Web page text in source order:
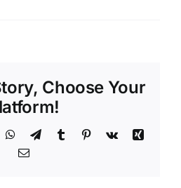
Choose Your
WhatsApp
TelegramTumblr Pinterest
Vk
Xing
Email